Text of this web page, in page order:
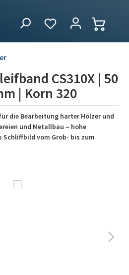
CS310X | 50
| Korn 320
die Bearbeitung harter Hölzer und
und Metallbau – hohe
vom Grob- bis zum